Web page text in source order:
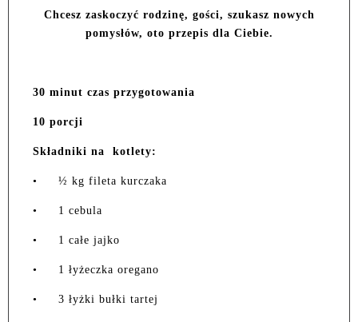
Chcesz zaskoczyć rodzinę, gości, szukasz nowych
pomysłów, oto przepis dla Ciebie.
30 minut czas przygotowania
10 porcji
Składniki na kotlety:
• ½ kg fileta kurczaka
• 1 cebula
• 1 całe jajko
• 1 łyżeczka oregano
• 3 łyżki bułki tartej